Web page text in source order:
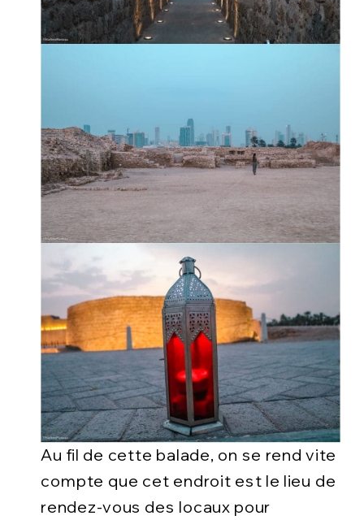
Au fil de cette balade, on se rend vite
compte que cet endroit est le lieu de
rendez-vous des locaux pour